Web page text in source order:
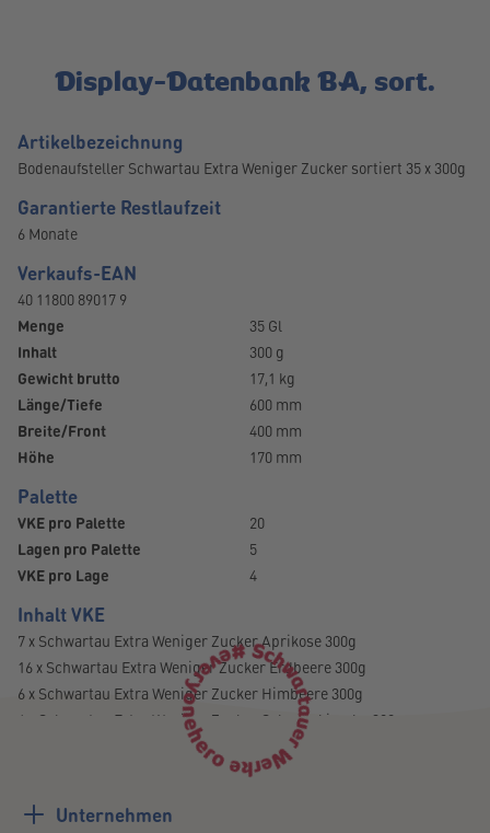
Display-Datenbank BA, sort.
Artikelbezeichnung
Bodenaufsteller Schwartau Extra Weniger Zucker sortiert 35 x 300g
Garantierte Restlaufzeit
6 Monate
Verkaufs-EAN
40 11800 89017 9
Menge
35 Gl
Inhalt
300 g
Gewicht brutto
17,1 kg
Länge/Tiefe
600 mm
Breite/Front
400 mm
Höhe
170 mm
Palette
VKE pro Palette
20
Lagen pro Palette
5
VKE pro Lage
4
Inhalt VKE
7 x Schwartau Extra Weniger Zucker Aprikose 300g
16 x Schwartau Extra Weniger Zucker Erdbeere 300g
6 x Schwartau Extra Weniger Zucker Himbeere 300g
6 x Schwartau Extra Weniger Zucker Schwarzkirsche 300g
Probleme beim Download?
Unternehmen